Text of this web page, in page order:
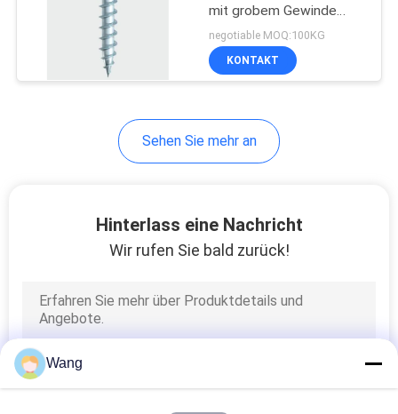
SITEMAP
Signalhorn Kopf
Trockenbau
18
Nicht
Standardschrauben
mit grobem Gewinde
4,1x25 mm
negotiable MOQ:100KG
KONTAKT
Sehen Sie mehr an
Hinterlass eine Nachricht
Wir rufen Sie bald zurück!
Wang